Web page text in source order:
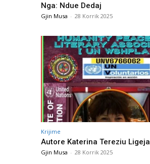
Nga: Ndue Dedaj
Gjin Musa - 28 Korrik 2025
Krijime
Autore Katerina Tereziu Ligeja
Gjin Musa - 28 Korrik 2025